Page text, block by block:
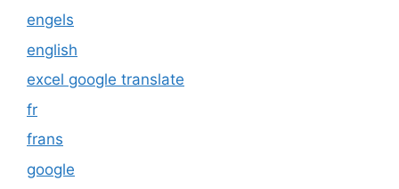
engels
english
excel google translate
fr
frans
google